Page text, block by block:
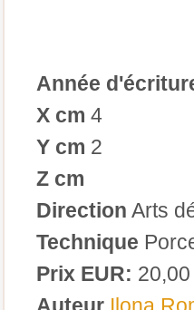
Année
X cm 4
Y cm 2
Z cm
Direction Arts
Technique
Prix EUR: 20,00